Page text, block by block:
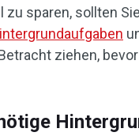
zu sparen, sollten
ziehen, bevor